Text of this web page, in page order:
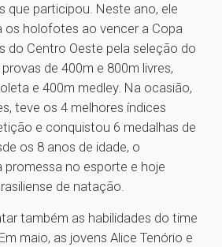
que participou. Neste ano, ele
os holofotes ao vencer a Copa
do Centro Oeste pela seleção do
provas de 400m e 800m livres,
e 400m medley. Na ocasião,
teve os 4 melhores índices
e conquistou 6 medalhas de
os 8 anos de idade, o
promessa no esporte e hoje
de natação.
também as habilidades do time
maio, as jovens Alice Tenório e